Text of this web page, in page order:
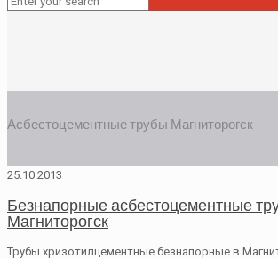
Асбестоцементные трубы Магниторогск
25.10.2013
Безнапорные асбестоцементные
Магниторогск
Трубы хризотилцементные безнапорные в